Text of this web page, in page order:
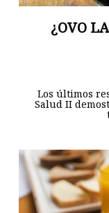
¿OVO
Los últimos
Salud II